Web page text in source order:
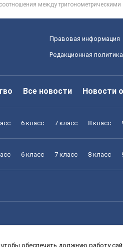
между
Правовая информация
Редакционная политика
Все новости Новости
6 класс 7 класс 8 класс
6 класс 7 класс 8 класс
обеспечить должную работу